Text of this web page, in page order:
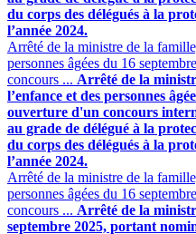
du corps des délégués à la
l’année 2024.
Arrêté de la ministre de la
personnes âgées du 16
concours ... Arrêté de la
l’enfance et des personnes
ouverture d'un concours
au grade de délégué à la
du corps des délégués à la
l’année 2024.
Arrêté de la ministre de la
personnes âgées du 16
concours ... Arrêté de la
septembre 2025, portant